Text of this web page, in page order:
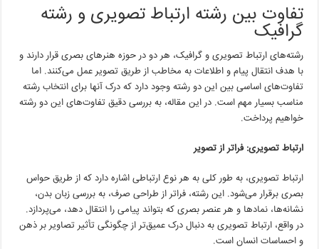
تفاوت بین رشته ارتباط تصویری و رشته
گرافیک
رشته‌های ارتباط تصویری و گرافیک، هر دو در حوزه هنرهای بصری قرار دارند و
با هدف انتقال پیام و اطلاعات به مخاطب از طریق تصویر عمل می‌کنند. اما
تفاوت‌های اساسی بین این دو رشته وجود دارد که درک آنها برای انتخاب رشته
مناسب بسیار مهم است. در این مقاله، به بررسی دقیق تفاوت‌های این دو رشته
خواهیم پرداخت.
ارتباط تصویری: فراتر از تصویر
ارتباط تصویری، به طور کلی به هر نوع ارتباطی اشاره دارد که از طریق حواس
بصری برقرار می‌شود. این رشته، فراتر از طراحی صرف، به بررسی زبان بدن،
نشانه‌ها، نمادها و هر عنصر بصری که بتواند پیامی را انتقال دهد، می‌پردازد.
در واقع، ارتباط تصویری به دنبال درک عمیق‌تر از چگونگی تأثیر تصاویر بر ذهن
و احساسات انسان است.